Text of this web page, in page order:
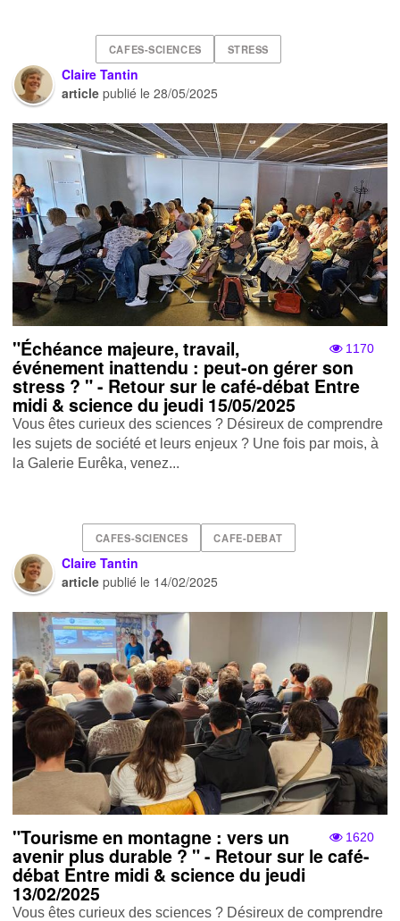
CAFES-SCIENCES STRESS
Claire Tantin
article publié le28/05/2025
1170
"Échéance majeure, travail,
événement inattendu : peut-on gérer son
stress ? " - Retour sur le café-débat Entre
midi & science du jeudi 15/05/2025
Vous êtes curieux des sciences ? Désireux de comprendre
les sujets de société et leurs enjeux ? Une fois par mois, à
la Galerie Eurêka, venez...
CAFES-SCIENCES CAFE-DEBAT
Claire Tantin
article publié le 14/02/2025
1620
"Tourisme en montagne : vers un
avenir plus durable ? " - Retour sur le café-
débat Entre midi & science du jeudi
13/02/2025
Vous êtes curieux des sciences ? Désireux de comprendre